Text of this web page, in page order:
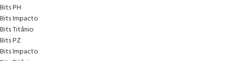
Bits PH
Bits Impacto
Bits Titânio
Bits PZ
Bits Impacto